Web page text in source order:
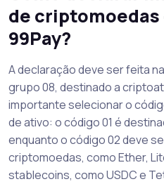
de criptomoedas
99Pay?
A declaração deve ser feita
grupo 08, destinado a
importante selecionar o
de ativo: o código 01 é
enquanto o código 02 deve
criptomoedas, como Ether,
stablecoins, como USDC e